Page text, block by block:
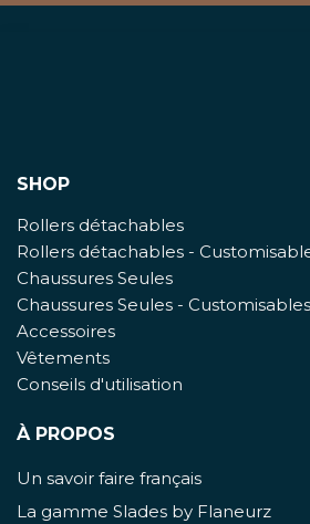
SHOP
Rollers détachables
Rollers détachables -
Chaussures Seules
Chaussures Seules - Customisables
Accessoires
Vêtements
Conseils d'utilisation
À PROPOS
Un savoir faire français
La gamme Slades by Flaneurz